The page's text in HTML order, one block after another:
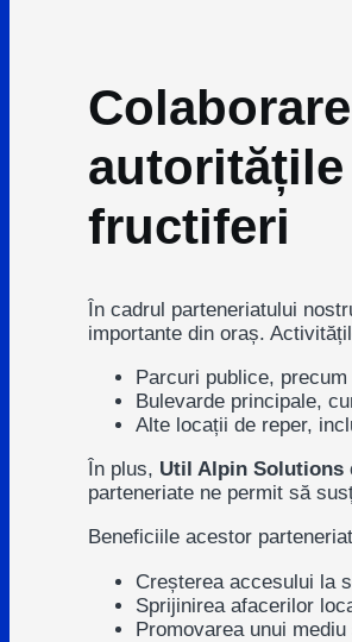
fructiferi
În cadrul parteneriatului
importante din oraș.
Parcuri publice, precum
Bulevarde principale,
Alte locații de reper,
În plus, Util Alpin Solutions
parteneriate ne permit să
Beneficiile acestor
Creșterea accesului la
Sprijinirea afacerilor
Promovarea unui